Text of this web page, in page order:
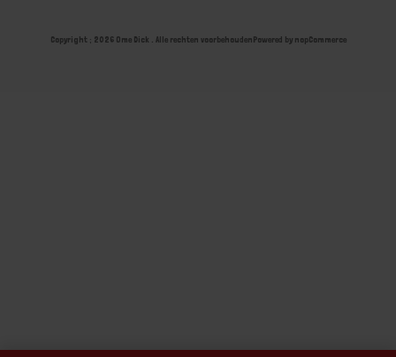
Copyright ; 2026 Ome Dick . Alle rechten voorbehoudenPowered by nopCommerce